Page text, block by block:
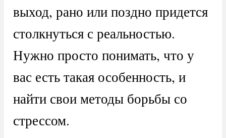
выход, рано или поздно придется
столкнуться с реальностью.
Нужно просто понимать, что у
вас есть такая особенность, и
найти свои методы борьбы со
стрессом.